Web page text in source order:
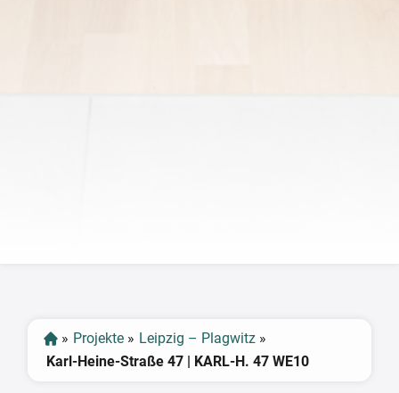
» Projekte » Leipzig – Plagwitz »
Karl-Heine-Straße 47 | KARL-H. 47 WE10